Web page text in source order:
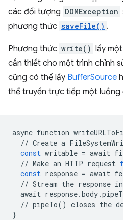
các đối tượng DOMException
phương thức saveFile() .
Phương thức write() lấy
cần thiết cho một trình chỉnh
cũng có thể lấy BufferSource
thể truyền trực tiếp một luồng
async function
// Create a
const writable = await
// Make an HTTP request
const response = await
// Stream the response
await response.body.
// pipeTo() closes the
}